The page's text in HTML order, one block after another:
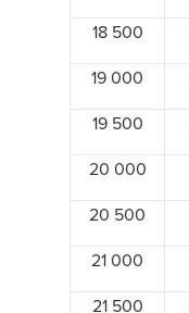
18 500
19 000
19 500
20 000
20 500
21 000
21 500